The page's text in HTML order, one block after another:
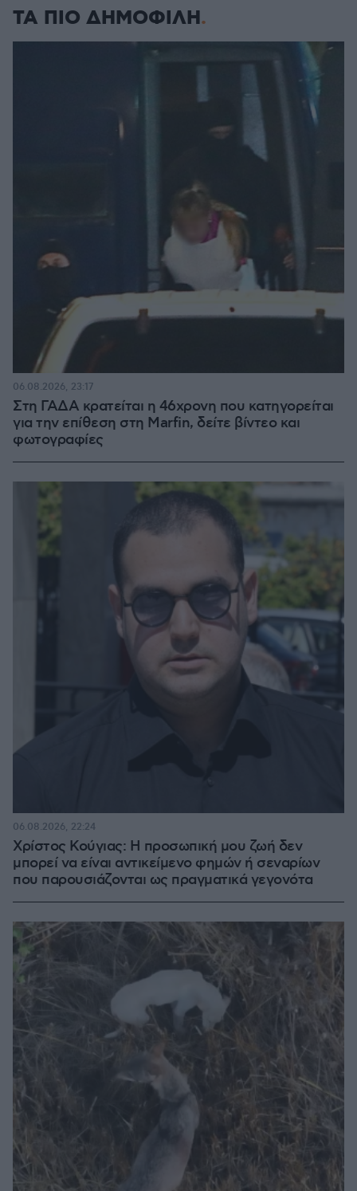
ΤΑ ΠΙΟ ΔΗΜΟΦΙΛΗ
Στη ΓΑΔΑ κρατείται η 46χρονη που κατηγορείται
για την επίθεση στη Marfin, δείτε βίντεο και
φωτογραφίες
06.08.2026, 23:17
Χρίστος Κούγιας: Η προσωπική μου ζωή δεν
μπορεί να είναι αντικείμενο φημών ή σεναρίων
που παρουσιάζονται ως πραγματικά γεγονότα
06.08.2026, 22:24